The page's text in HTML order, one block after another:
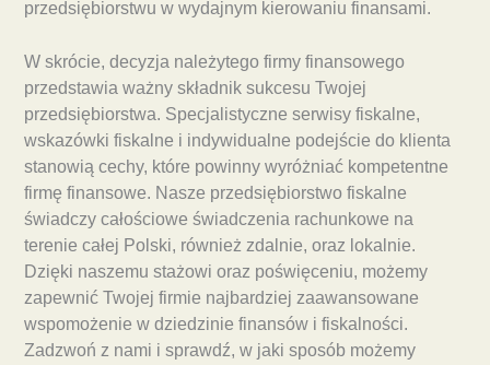
przedsiębiorstwu w wydajnym kierowaniu finansami.
W skrócie, decyzja należytego firmy finansowego
przedstawia ważny składnik sukcesu Twojej
przedsiębiorstwa. Specjalistyczne serwisy fiskalne,
wskazówki fiskalne i indywidualne podejście do klienta
stanowią cechy, które powinny wyróżniać kompetentne
firmę finansowe. Nasze przedsiębiorstwo fiskalne
świadczy całościowe świadczenia rachunkowe na
terenie całej Polski, również zdalnie, oraz lokalnie.
Dzięki naszemu stażowi oraz poświęceniu, możemy
zapewnić Twojej firmie najbardziej zaawansowane
wspomożenie w dziedzinie finansów i fiskalności.
Zadzwoń z nami i sprawdź, w jaki sposób możemy